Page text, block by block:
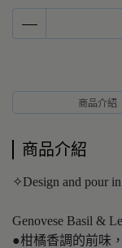
商品介紹
商品介紹
✧Design and pour
Genovese Basil &
●柑橘香調的前味